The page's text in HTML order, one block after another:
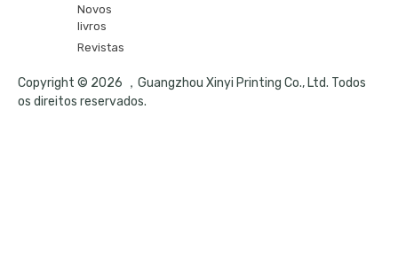
Novos
livros
Revistas
Copyright © 2026 ，Guangzhou Xinyi Printing Co., Ltd. Todos
os direitos reservados.